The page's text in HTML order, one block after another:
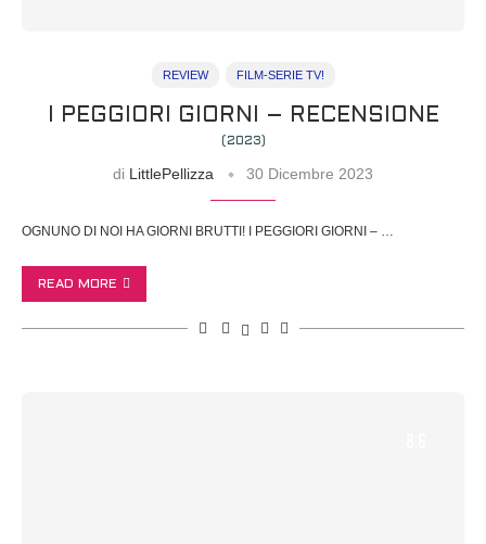
REVIEW FILM-SERIE TV!
I PEGGIORI GIORNI – RECENSIONE
(2023)
di LittlePellizza 30 Dicembre 2023
OGNUNO DI NOI HA GIORNI BRUTTI! I PEGGIORI GIORNI – …
READ MORE